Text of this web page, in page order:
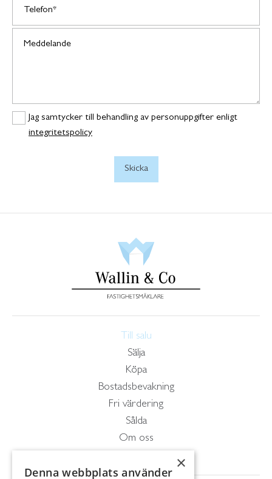
Jag samtycker till behandling av personuppgifter enligt
integritetspolicy
Till salu
Sälja
Köpa
Bostadsbevakning
Fri värdering
Sålda
Om oss
×
Denna webbplats använder